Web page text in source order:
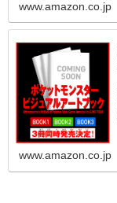
www.amazon.co.jp
www.amazon.co.jp